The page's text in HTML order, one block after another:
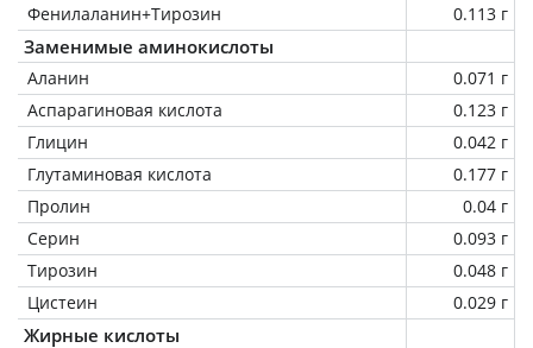
Фенилаланин+Тирозин
0.113 г
Заменимые аминокислоты
Аланин
0.071 г
Аспарагиновая кислота
0.123 г
Глицин
0.042 г
Глутаминовая кислота
0.177 г
Пролин
0.04 г
Серин
0.093 г
Тирозин
0.048 г
Цистеин
0.029 г
Жирные кислоты